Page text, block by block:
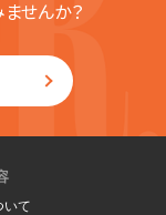
せんか？
いて